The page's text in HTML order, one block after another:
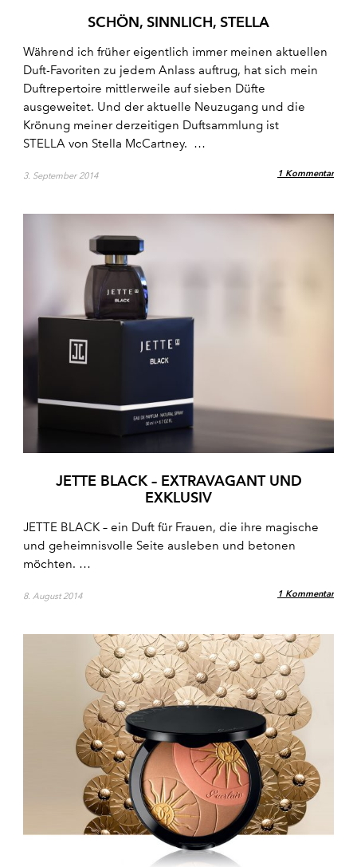
SCHÖN, SINNLICH, STELLA
Während ich früher eigentlich immer meinen aktuellen
Duft-Favoriten zu jedem Anlass auftrug, hat sich mein
Duftrepertoire mittlerweile auf sieben Düfte
ausgeweitet. Und der aktuelle Neuzugang und die
Krönung meiner derzeitigen Duftsammlung ist
STELLA von Stella McCartney. …
3. September 2014 1 Kommentar
JETTE BLACK – EXTRAVAGANT UND
EXKLUSIV
JETTE BLACK – ein Duft für Frauen, die ihre magische
und geheimnisvolle Seite ausleben und betonen
möchten. …
8. August 2014 1 Kommentar